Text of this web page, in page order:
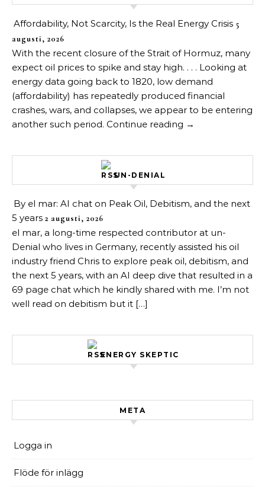
Affordability, Not Scarcity, Is the Real Energy Crisis 5
augusti, 2026
With the recent closure of the Strait of Hormuz, many
expect oil prices to spike and stay high. . . . Looking at
energy data going back to 1820, low demand
(affordability) has repeatedly produced financial
crashes, wars, and collapses, we appear to be entering
another such period. Continue reading →
UN-DENIAL
By el mar: AI chat on Peak Oil, Debitism, and the next
5 years 2 augusti, 2026
el mar, a long-time respected contributor at un-
Denial who lives in Germany, recently assisted his oil
industry friend Chris to explore peak oil, debitism, and
the next 5 years, with an AI deep dive that resulted in a
69 page chat which he kindly shared with me. I’m not
well read on debitism but it […]
ENERGY SKEPTIC
META
Logga in
Flöde för inlägg